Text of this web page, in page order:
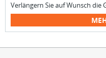
Verlängern Sie auf Wunsch die